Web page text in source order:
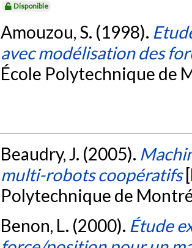
Disponible
Amouzou, S. (1998).
avec modélisation des
École Polytechnique de
Beaudry, J. (2005).
multi-robots coopératifs
Polytechnique de
Benon, L. (2000). Étude